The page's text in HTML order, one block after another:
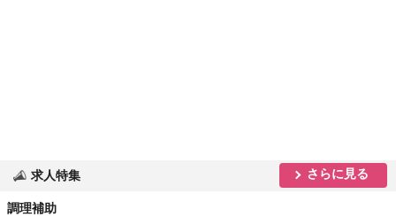
求人特集 さらに見る
調理補助